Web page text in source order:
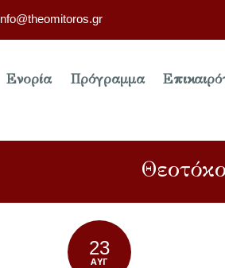
Ενορία Πρόγραμμα
23
ΑΥΓ